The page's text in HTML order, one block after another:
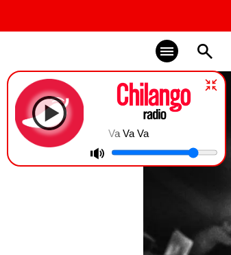
Va Va Va